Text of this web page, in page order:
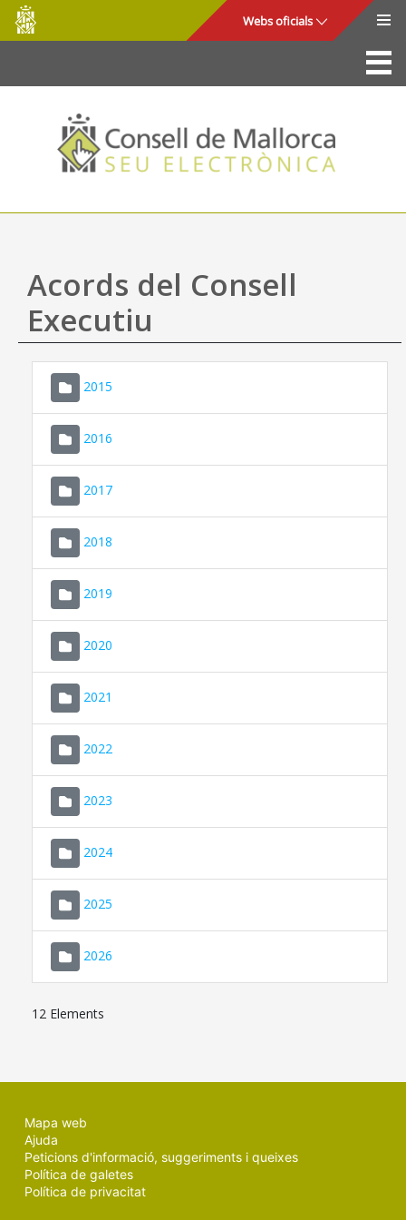
Salta al contingut principal
Consell
de
Mallorca
Webs oficials
La Seu
Consell de Mallorca
Accés i seguretat
Utilitats
Ajuda
Acords del Consell
Executiu
2015
2016
2017
2018
2019
2020
2021
2022
2023
2024
2025
2026
12 Elements
Mapa web
Ajuda
Peticions d'informació, suggeriments i queixes
Política de galetes
Política de privacitat